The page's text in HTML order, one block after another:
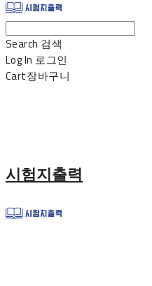
Search 검색
Log In 로그인
Cart장바구니
시험지출력